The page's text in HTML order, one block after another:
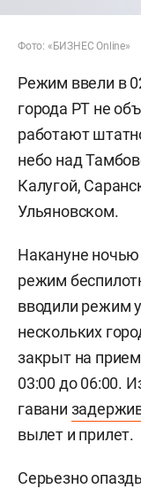
Фото: «БИЗНЕС Online»
Режим ввели в
города РТ не
работают
небо над
Калугой,
Ульяновском.
Накануне
режим
вводили режим
нескольких
закрыт на
03:00 до 06:00.
гавани
вылет и прилет.
Серьезно